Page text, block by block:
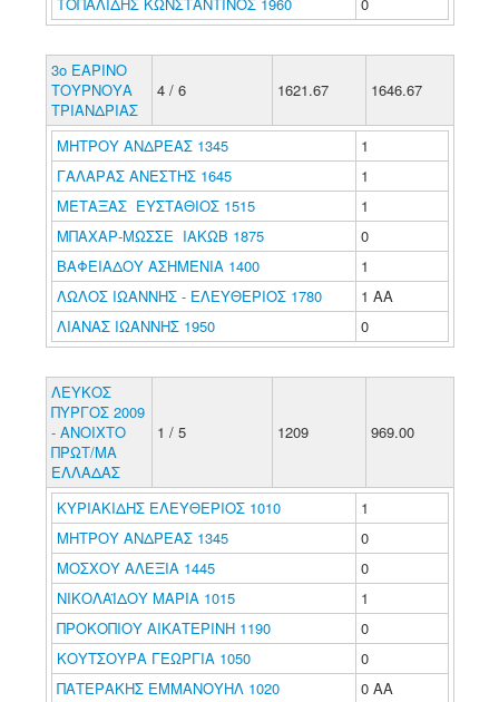
3o ΕΑΡΙΝΟ
ΤΟΥΡΝΟΥΑ
ΤΡΙΑΝΔΡΙΑΣ
4 / 6 1621.67 1646.67
ΜΗΤΡΟΥ ΑΝΔΡΕΑΣ 1345
1
ΓΑΛΑΡΑΣ ΑΝΕΣΤΗΣ 1645
1
ΜΕΤΑΞΑΣ ΕΥΣΤΑΘΙΟΣ 1515
1
ΜΠΑΧΑΡ-ΜΩΣΣΕ ΙΑΚΩΒ 1875
0
ΒΑΦΕΙΑΔΟΥ ΑΣΗΜΕΝΙΑ 1400
1
ΛΩΛΟΣ ΙΩΑΝΝΗΣ - ΕΛΕΥΘΕΡΙΟΣ 1780
1 ΑΑ
ΛΙΑΝΑΣ ΙΩΑΝΝΗΣ 1950
0
ΛΕΥΚΟΣ
ΠΥΡΓΟΣ 2009
- ΑΝΟΙΧΤΟ
ΠΡΩΤ/ΜΑ
ΕΛΛΑΔΑΣ
1 / 5 1209 969.00
ΚΥΡΙΑΚΙΔΗΣ ΕΛΕΥΘΕΡΙΟΣ 1010
1
ΜΗΤΡΟΥ ΑΝΔΡΕΑΣ 1345
0
ΜΟΣΧΟΥ ΑΛΕΞΙΑ 1445
0
ΝΙΚΟΛΑΪΔΟΥ ΜΑΡΙΑ 1015
1
ΠΡΟΚΟΠΙΟΥ ΑΙΚΑΤΕΡΙΝΗ 1190
0
ΚΟΥΤΣΟΥΡΑ ΓΕΩΡΓΙΑ 1050
0
ΠΑΤΕΡΑΚΗΣ ΕΜΜΑΝΟΥΗΛ 1020
0 ΑΑ